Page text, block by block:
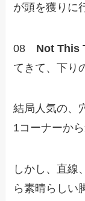
が頭を獲りに
08 Not This
てきて、下り
結局人気の、
1コーナーか
しかし、直線
ら素晴らしい